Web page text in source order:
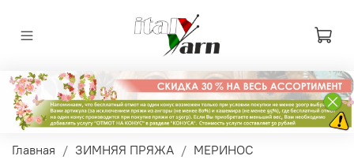
Главная ЗИМНЯЯ ПРЯЖА МЕРИНОС